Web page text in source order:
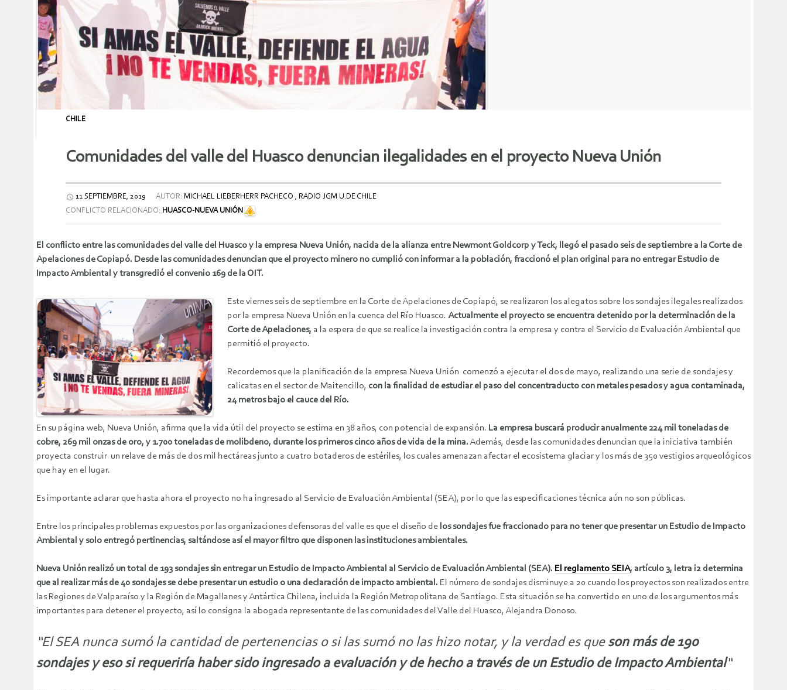
CHILE
Comunidades del valle del Huasco denuncian ilegalidades en el proyecto Nueva Unión
11 SEPTIEMBRE, 2019 AUTOR: MICHAEL LIEBERHERR PACHECO , RADIO JGM U.DE CHILE
CONFLICTO RELACIONADO: HUASCO-NUEVA UNIÓN
El conflicto entre las comunidades del valle del Huasco y la empresa Nueva Unión, nacida de la alianza entre Newmont Goldcorp y Teck, llegó el pasado seis de septiembre a la Corte de
Apelaciones de Copiapó. Desde las comunidades denuncian que el proyecto minero no cumplió con informar a la población, fraccionó el plan original para no entregar Estudio de
Impacto Ambiental y transgredió el convenio 169 de la OIT.
Este viernes seis de septiembre en la Corte de Apelaciones de Copiapó, se realizaron los alegatos sobre los sondajes ilegales realizados
por la empresa Nueva Unión en la cuenca del Río Huasco. Actualmente el proyecto se encuentra detenido por la determinación de la
Corte de Apelaciones, a la espera de que se realice la investigación contra la empresa y contra el Servicio de Evaluación Ambiental que
permitió el proyecto.
Recordemos que la planificación de la empresa Nueva Unión comenzó a ejecutar el dos de mayo, realizando una serie de sondajes y
calicatas en el sector de Maitencillo, con la finalidad de estudiar el paso del concentraducto con metales pesados y agua contaminada,
24 metros bajo el cauce del Río.
En su página web, Nueva Unión, afirma que la vida útil del proyecto se estima en 38 años, con potencial de expansión. La empresa buscará producir anualmente 224 mil toneladas de
cobre, 269 mil onzas de oro, y 1.700 toneladas de molibdeno, durante los primeros cinco años de vida de la mina.Además, desde las comunidades denuncian que la iniciativa también
proyecta construir un relave de más de dos mil hectáreas junto a cuatro botaderos de estériles, los cuales amenazan afectar el ecosistema glaciar y los más de 350 vestigios arqueológicos
que hay en el lugar.
Es importante aclarar que hasta ahora el proyecto no ha ingresado al Servicio de Evaluación Ambiental (SEA), por lo que las especificaciones técnica aún no son públicas.
Entre los principales problemas expuestos por las organizaciones defensoras del valle es que el diseño de los sondajes fue fraccionado para no tener que presentar un Estudio de Impacto
Ambiental y solo entregó pertinencias, saltándose así el mayor filtro que disponen las instituciones ambientales.
Nueva Unión realizó un total de 193 sondajes sin entregar un Estudio de Impacto Ambiental al Servicio de Evaluación Ambiental (SEA). El reglamento SEIA, artículo 3, letra i2 determina
que al realizar más de 40 sondajes se debe presentar un estudio o una declaración de impacto ambiental. El número de sondajes disminuye a 20 cuando los proyectos son realizados entre
las Regiones de Valparaíso y la Región de Magallanes y Antártica Chilena, incluida la Región Metropolitana de Santiago. Esta situación se ha convertido en uno de los argumentos más
importantes para detener el proyecto, así lo consigna la abogada representante de las comunidades del Valle del Huasco, Alejandra Donoso.
“El SEA nunca sumó la cantidad de pertenencias o si las sumó no las hizo notar, y la verdad es que son más de 190
sondajes y eso si requeriría haber sido ingresado a evaluación y de hecho a través de un Estudio de Impacto Ambiental“